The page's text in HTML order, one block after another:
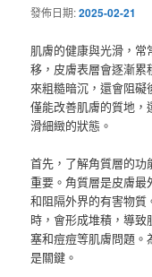
發佈日期:2025-02-21
肌膚的健康與光滑，
移，皮膚表層會逐漸
來粗糙暗沉，還會阻
僅能改善肌膚的質地
滑細緻的狀態。
首先，了解角質層的功
重要。角質層是皮膚
和阻隔外界的有害物
時，會形成堆積，導
塞和痘痘等肌膚問題
是關鍵。